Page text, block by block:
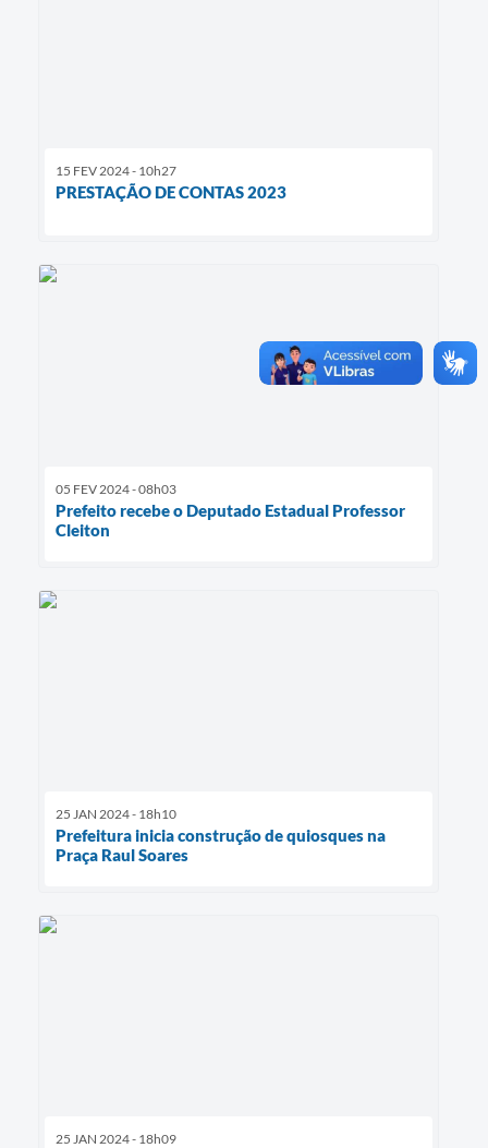
15 FEV 2024 - 10h27
PRESTAÇÃO DE CONTAS 2023
05 FEV 2024 - 08h03
Prefeito recebe o Deputado Estadual Professor
Cleiton
25 JAN 2024 - 18h10
Prefeitura inicia construção de quiosques na
Praça Raul Soares
25 JAN 2024 - 18h09